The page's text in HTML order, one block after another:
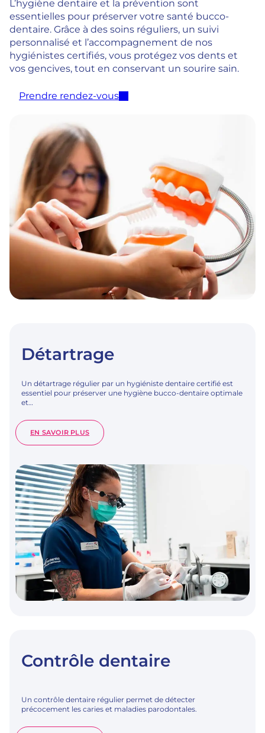
L’hygiène dentaire et la prévention sont
essentielles pour préserver votre santé bucco-
dentaire. Grâce à des soins réguliers, un suivi
personnalisé et l’accompagnement de nos
hygiénistes certifiés, vous protégez vos dents et
vos gencives, tout en conservant un sourire sain.
Prendre rendez-vous
Détartrage
Un détartrage régulier par un hygiéniste dentaire certifié est
essentiel pour préserver une hygiène bucco-dentaire optimale
et…
EN SAVOIR PLUS:
DÉTARTRAGE
Contrôle dentaire
Un contrôle dentaire régulier permet de détecter
précocement les caries et maladies parodontales.